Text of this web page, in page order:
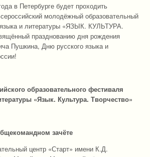
в Петербурге будет проходить
молодёжный образовательный
и литературы «ЯЗЫК. КУЛЬТУРА.
празднованию дня рождения
Пушкина, Дню русского языка и
образовательного фестиваля
«Язык. Культура. Творчество»
зачёте
центр «Старт» имени К.Д.